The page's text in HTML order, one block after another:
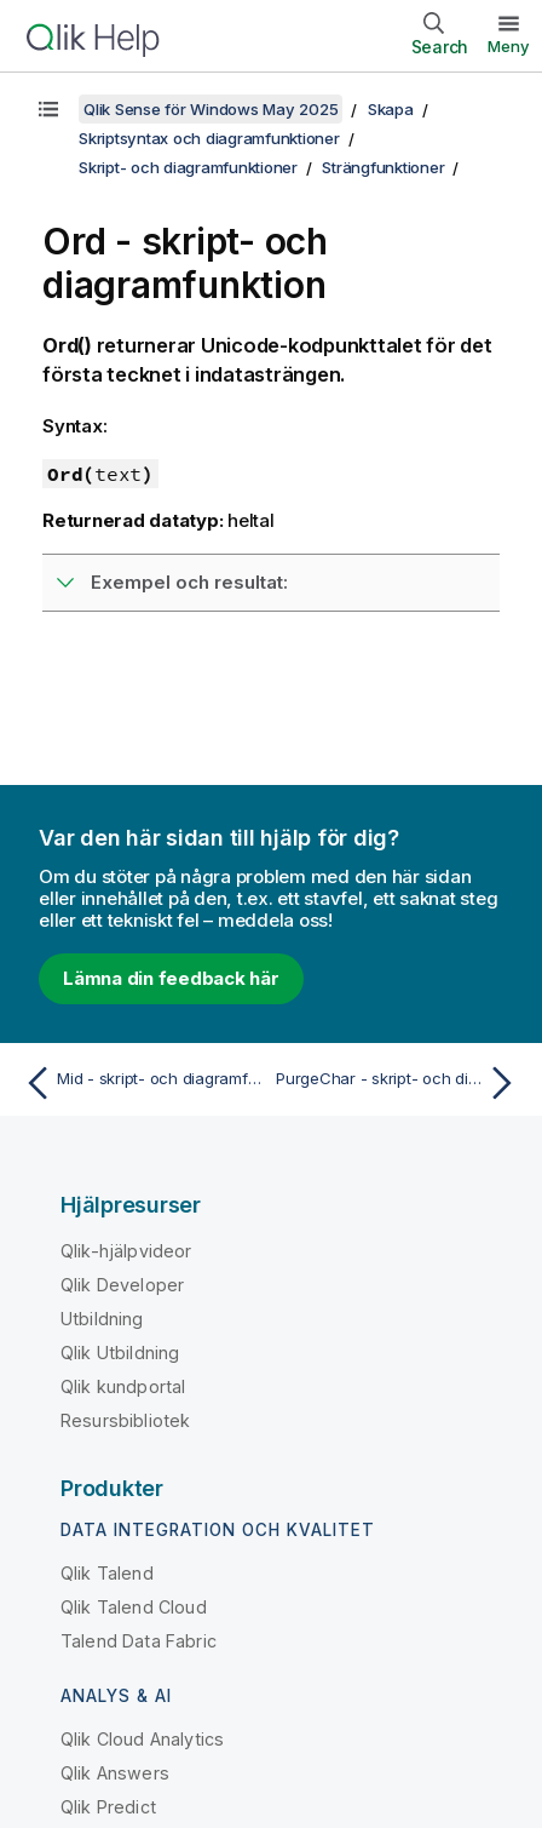
Search Meny
Qlik Sense för Windows May 2025
Skapa
Skriptsyntax och diagramfunktioner
Skript- och diagramfunktioner
Strängfunktioner
Ord - skript- och
diagramfunktion
Ord() returnerar Unicode-kodpunkttalet för det
första tecknet i indatasträngen.
Syntax:
Ord(text)
Returnerad datatyp: heltal
Exempel och resultat:
Var den här sidan till hjälp för dig?
Om du stöter på några problem med den här sidan
eller innehållet på den, t.ex. ett stavfel, ett saknat steg
eller ett tekniskt fel – meddela oss!
Lämna din feedback här
Mid - skript- och diagramfunktion PurgeChar - skript- och diagramfunktion
Hjälpresurser
Qlik-hjälpvideor
Qlik Developer
Utbildning
Qlik Utbildning
Qlik kundportal
Resursbibliotek
Produkter
DATA INTEGRATION OCH KVALITET
Qlik Talend
Qlik Talend Cloud
Talend Data Fabric
ANALYS & AI
Qlik Cloud Analytics
Qlik Answers
Qlik Predict